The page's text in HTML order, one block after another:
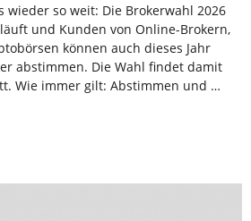
wieder so weit: Die Brokerwahl 2026
und Kunden von Online-Brokern,
können auch dieses Jahr
abstimmen. Die Wahl findet damit
Wie immer gilt: Abstimmen und …